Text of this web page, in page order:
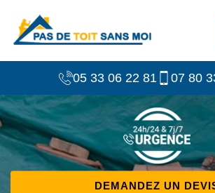
05 33 06 22 81 07 80
DEMANDEZ UN